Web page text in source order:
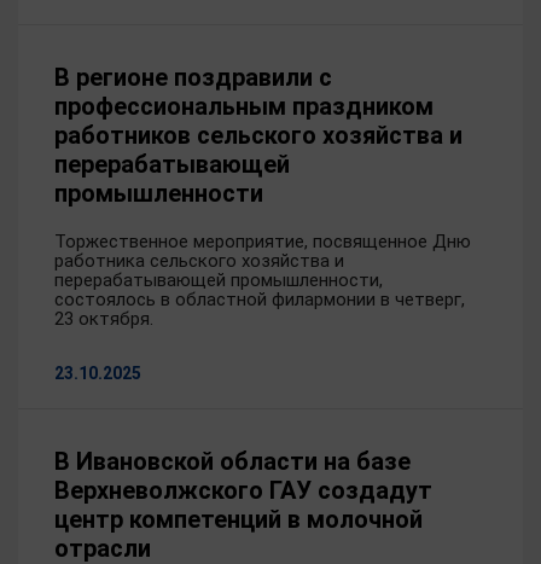
В регионе поздравили с
профессиональным праздником
работников сельского хозяйства и
перерабатывающей
промышленности
Торжественное мероприятие, посвященное Дню
работника сельского хозяйства и
перерабатывающей промышленности,
состоялось в областной филармонии в четверг,
23 октября.
23.10.2025
В Ивановской области на базе
Верхневолжского ГАУ создадут
центр компетенций в молочной
отрасли